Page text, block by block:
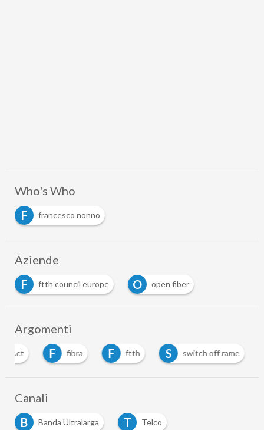
Who's Who
F
francesco nonno
Aziende
F
ftth council europe O open fiber
Argomenti
Act F fibra F ftth S switch off rame
Canali
B
Banda Ultralarga T Telco